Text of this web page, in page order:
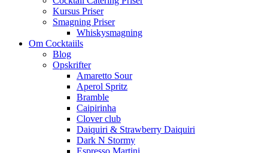
Kursus Priser
Smagning Priser
Whiskysmagning
Om Cocktaiils
Blog
Opskrifter
Amaretto Sour
Aperol Spritz
Bramble
Caipirinha
Clover club
Daiquiri & Strawberry Daiquiri
Dark N Stormy
Espresso Martini